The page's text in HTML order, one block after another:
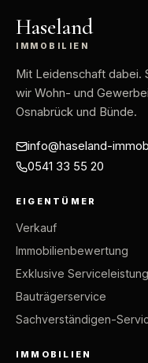
Haseland
IMMOBILIEN
Mit Leidenschaft dabei.
wir Wohn- und
Osnabrück und Bünde.
info@haseland-
0541 33 55 20
EIGENTÜMER
Verkauf
Immobilienbewertung
Exklusive
Bauträgerservice
Sachverständigen-
IMMOBILIEN